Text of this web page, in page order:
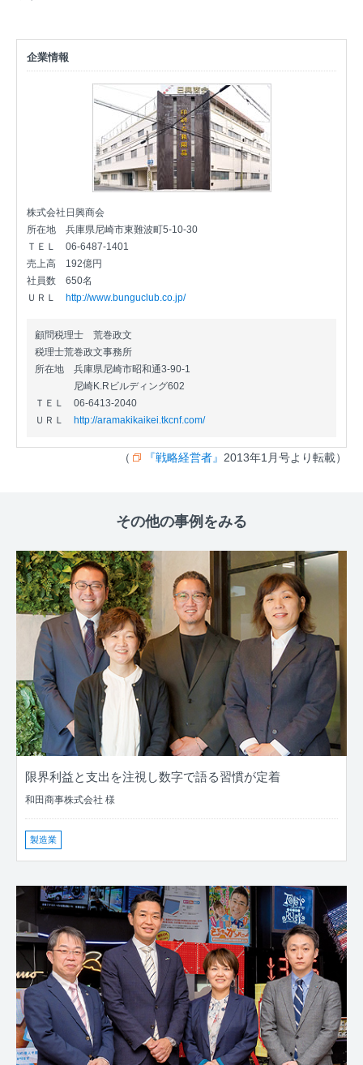
企業情報
株式会社日興商会
所在地
兵庫県尼崎市東難波町5-10-30
ＴＥＬ
06-6487-1401
売上高
192億円
社員数
650名
ＵＲＬ
http://www.bunguclub.co.jp/
顧問税理士 荒巻政文
税理士荒巻政文事務所
所在地
兵庫県尼崎市昭和通3-90-1
尼崎K.Rビルディング602
ＴＥＬ
06-6413-2040
ＵＲＬ
http://aramakikaikei.tkcnf.com/
（ 『戦略経営者』 2013年1月号より転載）
その他の事例をみる
限界利益と支出を注視し数字で語る習慣が定着
和田商事株式会社 様
製造業